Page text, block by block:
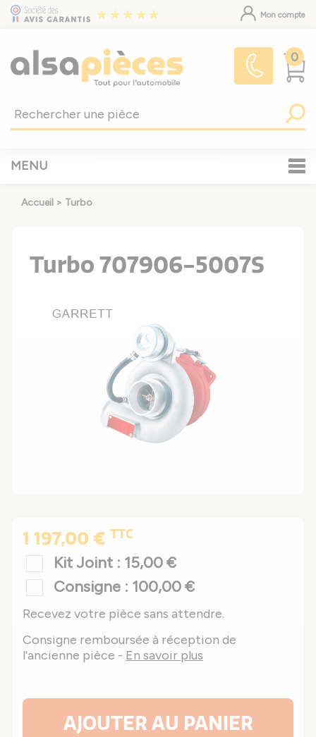
Mon compte
0
MENU
Accueil > Turbo
Turbo 707906-5007S
1 197,00 € TTC
Kit Joint : 15,00 €
Consigne : 100,00 €
Recevez votre pièce sans attendre.
Consigne remboursée à réception de
l'ancienne pièce - En savoir plus
AJOUTER AU PANIER